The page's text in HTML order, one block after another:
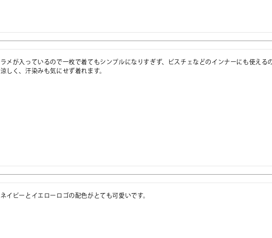
ラメが入っているので一枚で着てもシンプルになりすぎず、ビスチェなどのインナーにも使える
涼しく、汗染みも気にせず着れます。
ネイビーとイエローロゴの配色がとても可愛いです。